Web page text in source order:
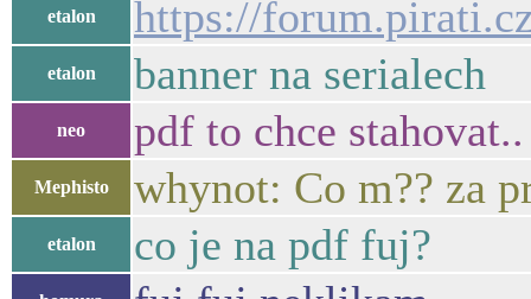
etalon https://
etalon banner na serialech
neo pdf to chce
Mephisto whynot: Co m?? za
etalon co je na pdf fuj?